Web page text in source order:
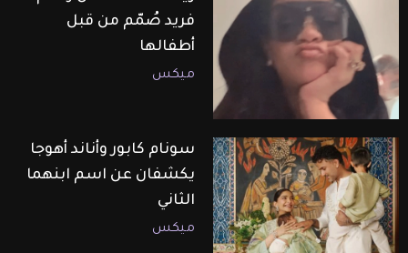
فريد صُمّم من قبل
أطفالها
ميكس
سونام كابور وأناند أهوجا
يكشفان عن اسم ابنهما
الثاني
ميكس